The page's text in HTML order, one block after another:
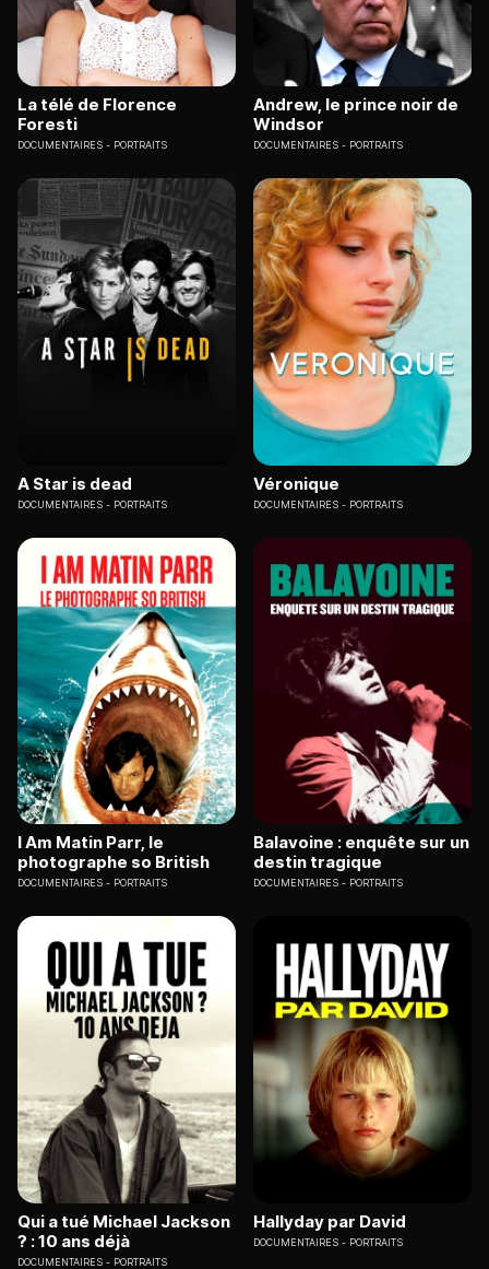
La télé de Florence
Foresti
DOCUMENTAIRES PORTRAITS
Andrew, le prince noir de
Windsor
DOCUMENTAIRES PORTRAITS
A Star is dead
DOCUMENTAIRES PORTRAITS
Véronique
DOCUMENTAIRES PORTRAITS
I Am Matin Parr, le
photographe so British
DOCUMENTAIRES PORTRAITS
Balavoine : enquête sur un
destin tragique
DOCUMENTAIRES PORTRAITS
Qui a tué Michael Jackson
? : 10 ans déjà
DOCUMENTAIRES PORTRAITS
Hallyday par David
DOCUMENTAIRES PORTRAITS